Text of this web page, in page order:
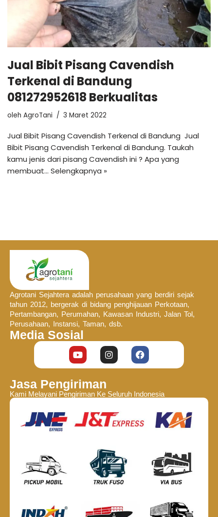
Jual Bibit Pisang Cavendish
Terkenal di Bandung
081272952618 Berkualitas
oleh AgroTani 3 Maret 2022
Jual Bibit Pisang Cavendish Terkenal di Bandung Jual
Bibit Pisang Cavendish Terkenal di Bandung. Taukah
kamu jenis dari pisang Cavendish ini ? Apa yang
membuat… Selengkapnya »
Agrotani Sejahtera adalah perusahaan yang berdiri sejak
tahun 2012, bergerak di bidang penghijauan Perkotaan,
Pertambangan, Perumahan, Kawasan Industri, Jalan Tol,
Perusahaan, Instansi, Taman, dsb.
Media Sosial
Jasa Pengiriman
Kami Melayani Pengiriman Ke Seluruh Indonesia